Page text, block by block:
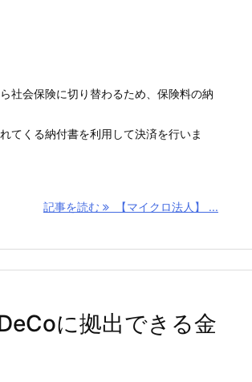
社会保険に切り替わるため、保険料の納
てくる納付書を利用して決済を行いま
記事を読む 【マイクロ法人】 ...
に拠出できる金